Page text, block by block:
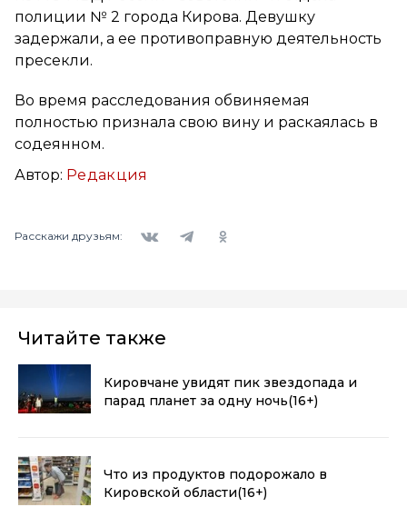
полиции № 2 города Кирова. Девушку
задержали, а ее противоправную деятельность
пресекли.
Во время расследования обвиняемая
полностью признала свою вину и раскаялась в
содеянном.
Автор: Редакция
Расскажи друзьям:
Читайте также
Кировчане увидят пик звездопада и
парад планет за одну ночь(16+)
Что из продуктов подорожало в
Кировской области(16+)